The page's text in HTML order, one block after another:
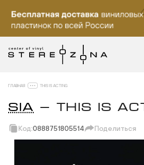
ГЛАВНАЯ THIS IS ACTING
SIA — THIS IS
Код:0888751805514 Поделиться